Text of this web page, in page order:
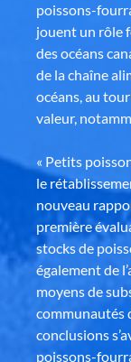
poissons-
jouent un rôle
des océans
de la chaîne
océans, au
valeur,
« Petits
le
nouveau
première
stocks de
également de
moyens de
communautés
conclusions
poissons-